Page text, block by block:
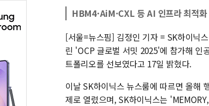
HBM4·AiM·CXL 등 AI 인프라 최적화
[서울=뉴스핌] 김정인 기자 = SK하이닉
린 'OCP 글로벌 서밋 2025'에 참가해 인
트폴리오를 선보였다고 17일 밝혔다.
이날 SK하이닉스 뉴스룸에 따르면 올
제로 열렸으며, SK하이닉스는